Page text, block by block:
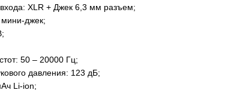
XLR + Джек 6,3 мм разъем;
джек;
50 – 20000 Гц;
давления: 123 дБ;
Li-ion;